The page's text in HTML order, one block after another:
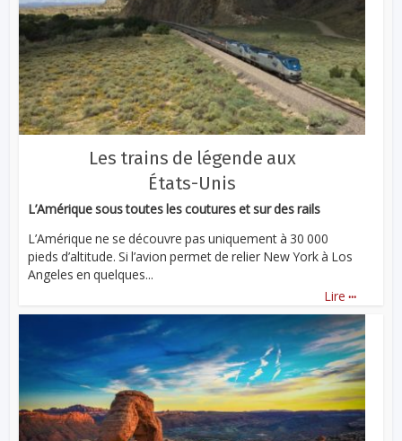
Les trains de légende aux
États-Unis
L’Amérique sous toutes les coutures et sur des rails
L’Amérique ne se découvre pas uniquement à 30 000
pieds d’altitude. Si l’avion permet de relier New York à Los
Angeles en quelques...
Lire ...